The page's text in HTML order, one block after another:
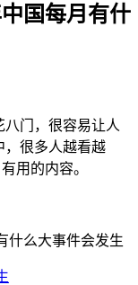
国每月有什
门，很容易让人
，很多人越看越
用的内容。